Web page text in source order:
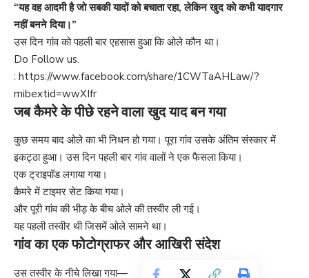
“यह वह आदमी है जो सबकी यादों को बचाता रहा, लेकिन खुद को कभी यादगार
नहीं बनने दिया।”
उस दिन गांव को पहली बार एहसास हुआ कि ओले कौन था।
Do Follow us.
: https://www.facebook.com/share/1CWTaAHLaw/?
mibextid=wwXIfr
जब कैमरे के पीछे रहने वाला खुद याद बन गया
कुछ समय बाद ओले का भी निधन हो गया। पूरा गांव उसके अंतिम संस्कार में
इकट्ठा हुआ। उस दिन पहली बार गांव वालों ने एक फैसला किया।
एक ट्राइपॉड लगाया गया।
कैमरे में टाइमर सेट किया गया।
और पूरी गांव की भीड़ के बीच ओले की तस्वीर ली गई।
यह पहली तस्वीर थी जिसमें ओले सामने था।
गांव का एक फोटोग्राफर और आखिरी संदेश
उस तस्वीर के नीचे लिखा गया—